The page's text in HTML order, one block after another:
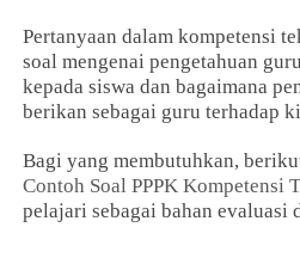
Pertanyaan dalam kompetensi
soal mengenai pengetahuan
kepada siswa dan bagaimana
berikan sebagai guru terhadap
Bagi yang membutuhkan,
Contoh Soal PPPK Kompetensi
pelajari sebagai bahan evaluasi